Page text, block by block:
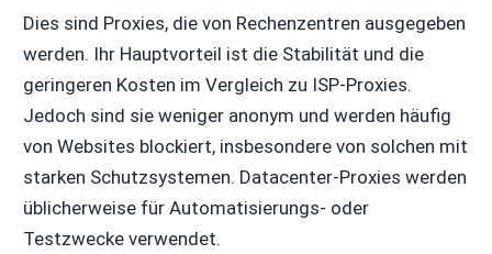
Dies sind Proxies, die von Rechenzentren ausgegeben
werden. Ihr Hauptvorteil ist die Stabilität und die
geringeren Kosten im Vergleich zu ISP-Proxies.
Jedoch sind sie weniger anonym und werden häufig
von Websites blockiert, insbesondere von solchen mit
starken Schutzsystemen. Datacenter-Proxies werden
üblicherweise für Automatisierungs- oder
Testzwecke verwendet.